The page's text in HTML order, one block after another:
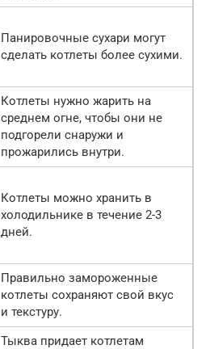
Панировочные сухари могут
сделать котлеты более сухими.
Котлеты нужно жарить на
среднем огне, чтобы они не
подгорели снаружи и
прожарились внутри.
Котлеты можно хранить в
холодильнике в течение 2-3
дней.
Правильно замороженные
котлеты сохраняют свой вкус
и текстуру.
Тыква придает котлетам